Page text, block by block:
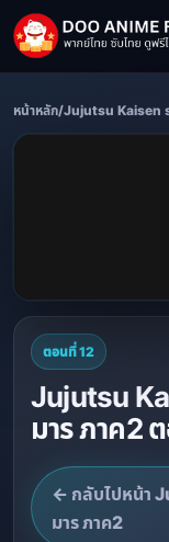
หน้าหลัก/Jujutsu Kaisen
ตอนที่ 12
Jujutsu
มาร ภาค2
← กลับไปหน้า
มาร ภาค2